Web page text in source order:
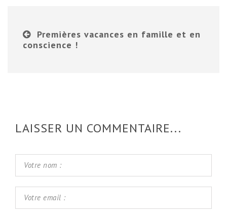
Premières vacances en famille et en
conscience !
LAISSER UN COMMENTAIRE...